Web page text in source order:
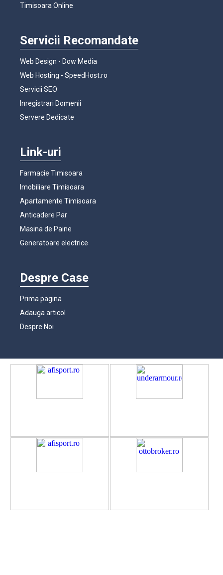
Timisoara Online
Servicii Recomandate
Web Design - Dow Media
Web Hosting - SpeedHost.ro
Servicii SEO
Inregistrari Domenii
Servere Dedicate
Link-uri
Farmacie Timisoara
Imobiliare Timisoara
Apartamente Timisoara
Anticadere Par
Masina de Paine
Generatoare electrice
Despre Case
Prima pagina
Adauga articol
Despre Noi